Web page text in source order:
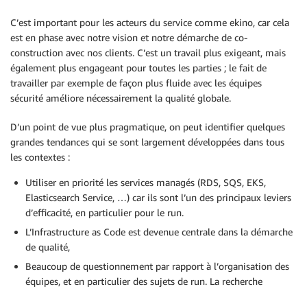
C’est important pour les acteurs du service comme ekino, car cela
est en phase avec notre vision et notre démarche de co-
construction avec nos clients. C’est un travail plus exigeant, mais
également plus engageant pour toutes les parties ; le fait de
travailler par exemple de façon plus fluide avec les équipes
sécurité améliore nécessairement la qualité globale.
D’un point de vue plus pragmatique, on peut identifier quelques
grandes tendances qui se sont largement développées dans tous
les contextes :
Utiliser en priorité les services managés (RDS, SQS, EKS,
Elasticsearch Service, …) car ils sont l’un des principaux leviers
d’efficacité, en particulier pour le run.
L’Infrastructure as Code est devenue centrale dans la démarche
de qualité,
Beaucoup de questionnement par rapport à l’organisation des
équipes, et en particulier des sujets de run. La recherche